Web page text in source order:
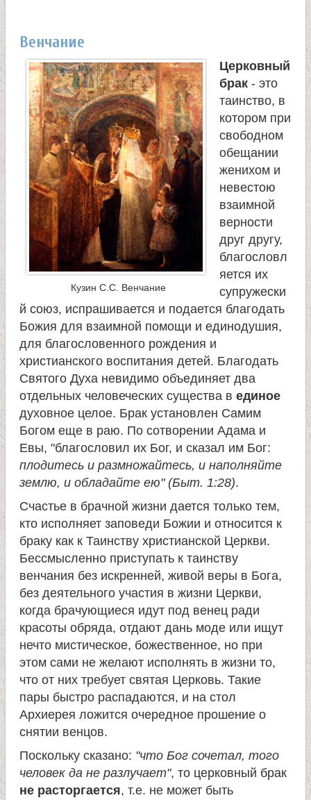
Венчание
Кузин С.С. Венчание
Церковный
брак - это
таинство, в
котором при
свободном
обещании
женихом и
невестою
взаимной
верности
друг другу,
благословл
яется их
супружески
й союз, испрашивается и подается благодать
Божия для взаимной помощи и единодушия,
для благословенного рождения и
христианского воспитания детей. Благодать
Святого Духа невидимо объединяет два
отдельных человеческих существа в единое
духовное целое. Брак установлен Самим
Богом еще в раю. По сотворении Адама и
Евы, "благословил их Бог, и сказал им Бог:
плодитесь и размножайтесь, и наполняйте
землю, и обладайте ею" (Быт. 1:28).
Счастье в брачной жизни дается только тем,
кто исполняет заповеди Божии и относится к
браку как к Таинству христианской Церкви.
Бессмысленно приступать к таинству
венчания без искренней, живой веры в Бога,
без деятельного участия в жизни Церкви,
когда брачующиеся идут под венец ради
красоты обряда, отдают дань моде или ищут
нечто мистическое, божественное, но при
этом сами не желают исполнять в жизни то,
что от них требует святая Церковь. Такие
пары быстро распадаются, и на стол
Архиерея ложится очередное прошение о
снятии венцов.
Поскольку сказано: "что Бог сочетал, того
человек да не разлучает", то церковный брак
не расторгается, т.е. не может быть